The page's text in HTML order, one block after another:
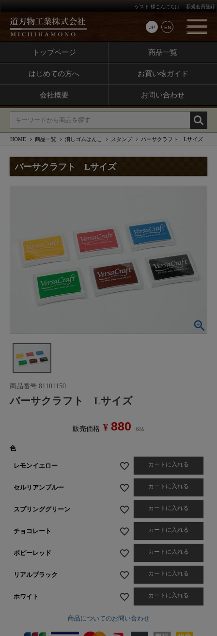
JP EN
ゲスト 様こんにちは 新規会員登録
トップページ 商品一覧
はじめての方へ お買い物ガイド
会社概要 お問い合わせ
HOME 商品一覧 消しゴムはんこ スタンプ バーサクラフト Lサイズ
バーサクラフト Lサイズ
商品番号 81101150
バーサクラフト Lサイズ
販売価格 ¥ 880 税込
色
レモンイエロー カートに入れる
セルリアンブルー カートに入れる
スプリンググリーン カートに入れる
チョコレート カートに入れる
ポピーレッド カートに入れる
リアルブラック カートに入れる
ホワイト カートに入れる
商品についてのお問い合わせ